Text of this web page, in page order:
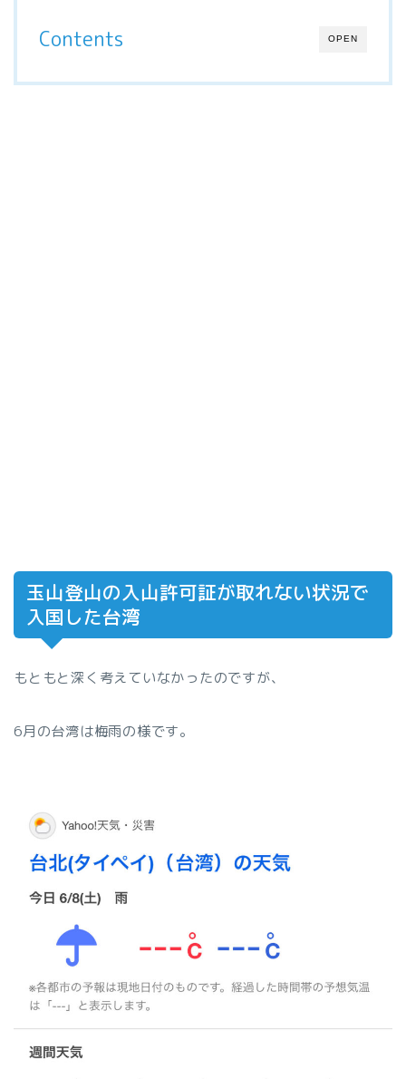
OPEN
Contents
玉山登山の入山許可証が取れない状況で
入国した台湾
もともと深く考えていなかったのですが、
6月の台湾は梅雨の様です。